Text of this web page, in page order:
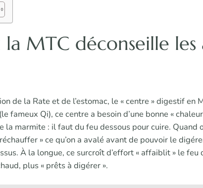
la MTC déconseille les
de la Rate et de l’estomac, le « centre » digestif en
fameux Qi), ce centre a besoin d’une bonne «
la marmite : il faut du feu dessous pour cuire. Quand
» ce qu’on a avalé avant de pouvoir le
À la longue, ce surcroît d’effort « affaiblit » le
plus « prêts à digérer ».